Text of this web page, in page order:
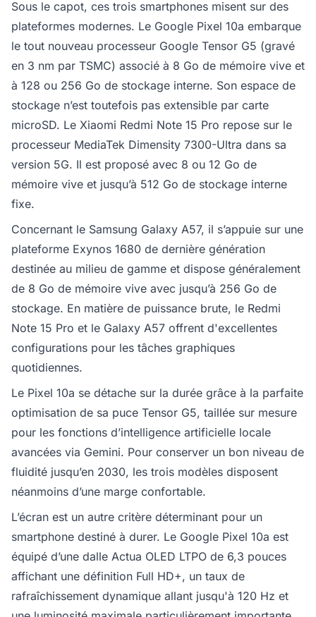
Sous le capot, ces trois smartphones misent sur des
plateformes modernes. Le Google Pixel 10a embarque
le tout nouveau processeur Google Tensor G5 (gravé
en 3 nm par TSMC) associé à 8 Go de mémoire vive et
à 128 ou 256 Go de stockage interne. Son espace de
stockage n’est toutefois pas extensible par carte
microSD. Le Xiaomi Redmi Note 15 Pro repose sur le
processeur MediaTek Dimensity 7300-Ultra dans sa
version 5G. Il est proposé avec 8 ou 12 Go de
mémoire vive et jusqu’à 512 Go de stockage interne
fixe.
Concernant le Samsung Galaxy A57, il s’appuie sur une
plateforme Exynos 1680 de dernière génération
destinée au milieu de gamme et dispose généralement
de 8 Go de mémoire vive avec jusqu’à 256 Go de
stockage. En matière de puissance brute, le Redmi
Note 15 Pro et le Galaxy A57 offrent d'excellentes
configurations pour les tâches graphiques
quotidiennes.
Le Pixel 10a se détache sur la durée grâce à la parfaite
optimisation de sa puce Tensor G5, taillée sur mesure
pour les fonctions d’intelligence artificielle locale
avancées via Gemini. Pour conserver un bon niveau de
fluidité jusqu’en 2030, les trois modèles disposent
néanmoins d’une marge confortable.
L’écran est un autre critère déterminant pour un
smartphone destiné à durer. Le Google Pixel 10a est
équipé d’une dalle Actua OLED LTPO de 6,3 pouces
affichant une définition Full HD+, un taux de
rafraîchissement dynamique allant jusqu'à 120 Hz et